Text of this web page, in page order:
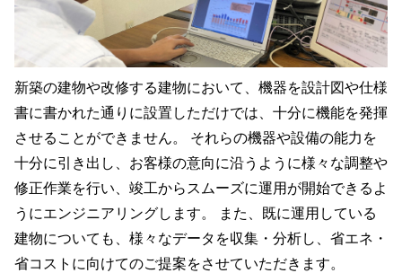
新築の建物や改修する建物において、機器を設計図や仕様
書に書かれた通りに設置しただけでは、十分に機能を発揮
させることができません。 それらの機器や設備の能力を
十分に引き出し、お客様の意向に沿うように様々な調整や
修正作業を行い、竣工からスムーズに運用が開始できるよ
うにエンジニアリングします。 また、既に運用している
建物についても、様々なデータを収集・分析し、省エネ・
省コストに向けてのご提案をさせていただきます。